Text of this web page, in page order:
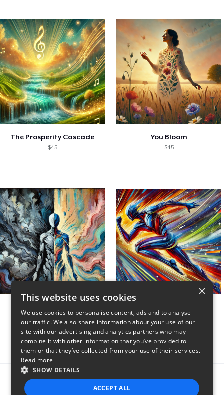
The Prosperity Cascade
$45
You Bloom
$45
Report this product
×
This website uses cookies
We use cookies to personalise content, ads and to analyse
our traffic. We also share information about your use of our
site with our advertising and analytics partners who may
combine it with other information that you’ve provided to
them or that they’ve collected from your use of their services.
Read more
SHOW DETAILS
ACCEPT ALL